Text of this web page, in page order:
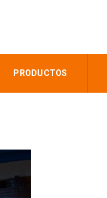
PRODUCTOS